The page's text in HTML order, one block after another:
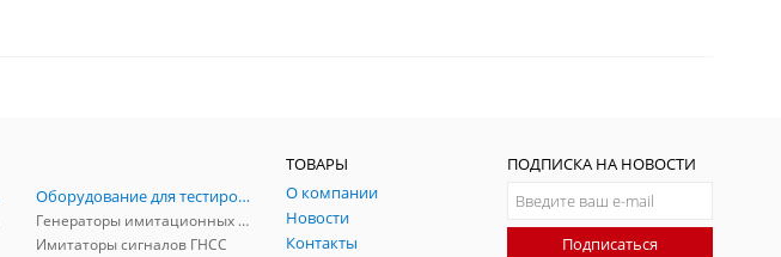
Оборудование для тестирования и симуляции ГНСС
Генераторы имитационных и заградительных помех
Имитаторы сигналов ГНСС
ТОВАРЫ
О компании
Новости
Контакты
ПОДПИСКА НА НОВОСТИ
Подписаться